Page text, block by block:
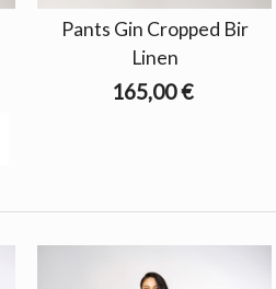
Pants Gin Cropped Bir
Linen
165,00 €